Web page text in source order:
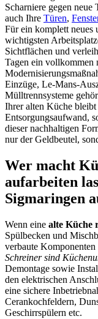
Scharniere gegen
auch Ihre Türen,
Für ein komplett neues
wichtigsten
Sichtflächen und
Tagen ein vollkommen
Einzüge, Le-Mans-
Mülltrennsysteme
Ihrer alten Küche
Entsorgungsaufwand,
dieser nachhaltigen
nur der Geldbeutel,
Wer macht
aufarbeiten
Sigmaringen
Wenn eine alte Küche
Spülbecken und
verbaute Komponenten
Schreiner sind
Demontage sowie
den elektrischen
eine sichere
Cerankochfeldern,
Geschirrspülern etc.